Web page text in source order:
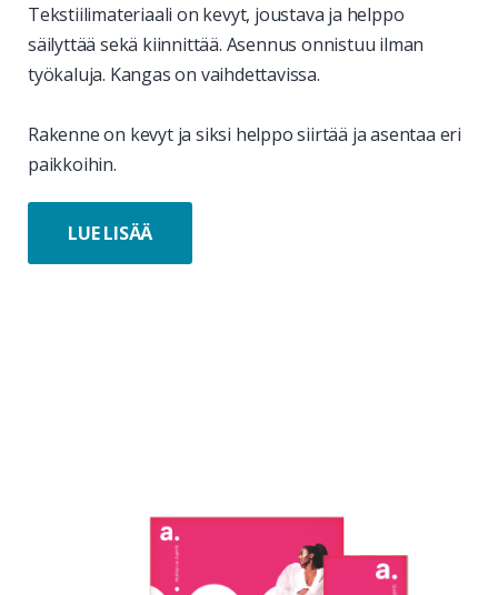
Tekstiilimateriaali on kevyt, joustava ja helppo
säilyttää sekä kiinnittää. Asennus onnistuu ilman
työkaluja. Kangas on vaihdettavissa.
Rakenne on kevyt ja siksi helppo siirtää ja asentaa eri
paikkoihin.
LUE LISÄÄ